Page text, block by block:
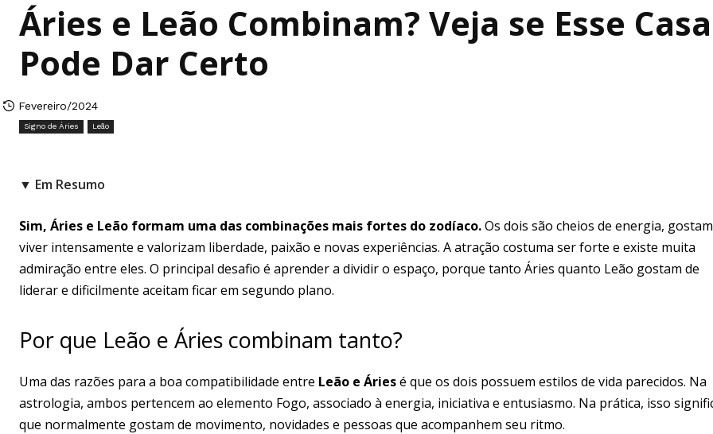
Áries e Leão Combinam? Veja se Esse
Pode Dar Certo
Fevereiro/2024
Signo de Áries Leão
▼ Em Resumo
Sim, Áries e Leão formam uma das combinações mais fortes do zodíaco.Os dois são cheios de energia,
viver intensamente e valorizam liberdade, paixão e novas experiências. A atração costuma ser forte e existe muita
admiração entre eles. O principal desafio é aprender a dividir o espaço, porque tanto Áries quanto Leão gostam de
liderar e dificilmente aceitam ficar em segundo plano.
Por que Leão e Áries combinam tanto?
Uma das razões para a boa compatibilidade entre Leão e Áriesé que os dois possuem estilos de vida parecidos. Na
astrologia, ambos pertencem ao elemento Fogo, associado à energia, iniciativa e entusiasmo. Na prática, isso
que normalmente gostam de movimento, novidades e pessoas que acompanhem seu ritmo.